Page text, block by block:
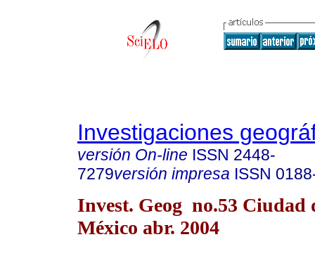
Investigaciones
versión On-line ISSN 2448-
7279versión impresa ISSN
Invest. Geog no.53 Ciudad
México abr. 2004